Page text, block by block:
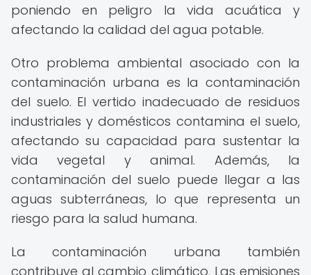
poniendo en peligro la vida acuática y
afectando la calidad del agua potable.
Otro problema ambiental asociado con la
contaminación urbana es la contaminación
del suelo. El vertido inadecuado de residuos
industriales y domésticos contamina el suelo,
afectando su capacidad para sustentar la
vida vegetal y animal. Además, la
contaminación del suelo puede llegar a las
aguas subterráneas, lo que representa un
riesgo para la salud humana.
La contaminación urbana también
contribuye al cambio climático. Las emisiones